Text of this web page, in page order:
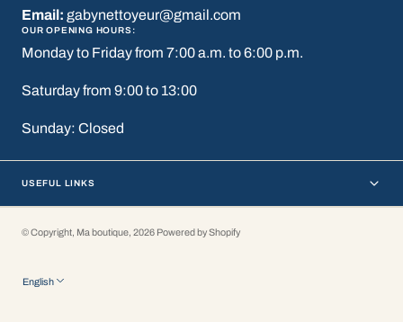
Email: gabynettoyeur@gmail.com
OUR OPENING HOURS:
Monday to Friday from 7:00 a.m. to 6:00 p.m.
Saturday from 9:00 to 13:00
Sunday: Closed
USEFUL LINKS
© Copyright, Ma boutique, 2026 Powered by Shopify
English